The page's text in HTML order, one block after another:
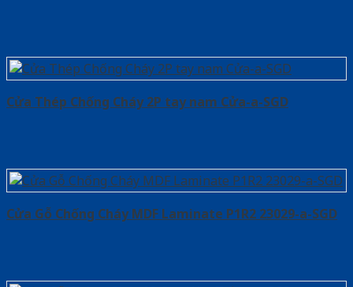
Cửa Thép Chống Cháy 2P tay nam Cửa-a-SGD
Cửa Gỗ Chống Cháy MDF Laminate P1R2 23029-a-SGD